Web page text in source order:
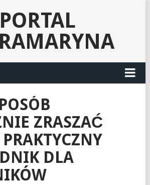
PORTAL
ZRASZAĆ
DLA